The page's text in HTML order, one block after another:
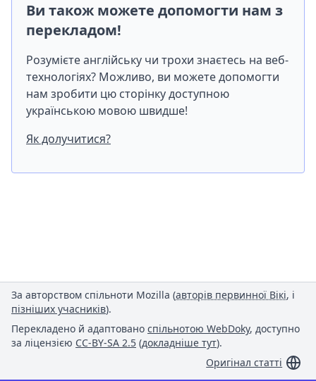
Ви також можете допомогти нам з
перекладом!
Розумієте англійську чи трохи знаєтесь на веб-
технологіях? Можливо, ви можете допомогти
нам зробити цю сторінку доступною
українською мовою швидше!
Як долучитися?
За авторством спільноти Mozilla (авторів первинної Вікі, і
пізніших учасників).
Перекладено й адаптовано спільнотою WebDoky, доступно
за ліцензією CC-BY-SA 2.5 (докладніше тут).
Оригінал статті